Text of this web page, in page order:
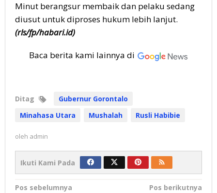
Minut berangsur membaik dan pelaku sedang
diusut untuk diproses hukum lebih lanjut.
(rls/fp/habari.id)
Baca berita kami lainnya di
Ditag
Gubernur Gorontalo
Minahasa Utara
Mushalah Rusli Habibie
oleh admin
Ikuti Kami Pada
Navigasi
Pos sebelumnya
Pos berikutnya